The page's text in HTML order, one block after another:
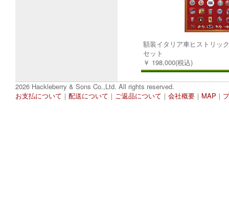
額装イタリア車ヒストリッ
セット
￥ 198,000(税込)
2026 Hackleberry & Sons Co.,Ltd. All rights reserved.
お支払について ｜ 配送について ｜ ご返品について ｜ 会社概要 ｜ MAP ｜